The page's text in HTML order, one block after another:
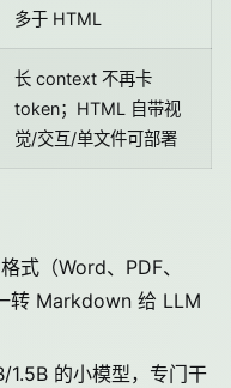
多于 HTML
长 context 不再卡
token；HTML 自带视
觉/交互/单文件可部署
式（Word、PDF、
转 Markdown 给 LLM
1.5B 的小模型，专门干